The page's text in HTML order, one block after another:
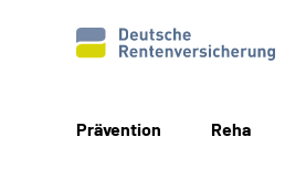
Prävention Reha